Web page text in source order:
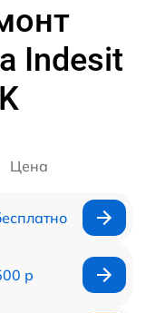
Indesit
Цена
р